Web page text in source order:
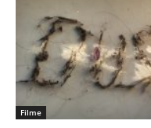
Filme